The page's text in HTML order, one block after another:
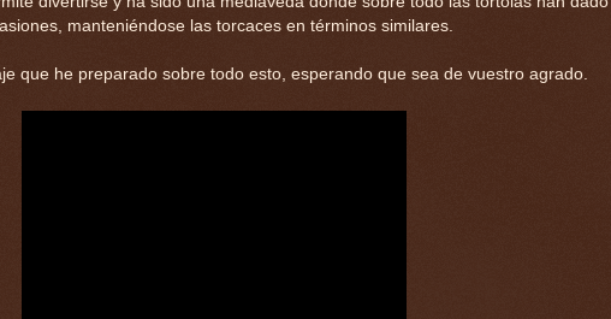
manteniéndose las torcaces en términos similares.
que he preparado sobre todo esto, esperando que sea de vuestro agrado.